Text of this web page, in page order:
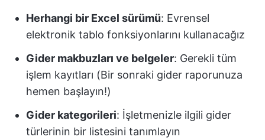
Herhangi bir Excel sürümü: Evrensel
elektronik tablo fonksiyonlarını kullanacağız
Gider makbuzları ve belgeler: Gerekli tüm
işlem kayıtları (Bir sonraki gider raporunuza
hemen başlayın!)
Gider kategorileri: İşletmenizle ilgili gider
türlerinin bir listesini tanımlayın